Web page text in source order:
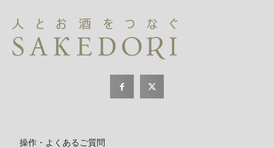
操作・よくあるご質問